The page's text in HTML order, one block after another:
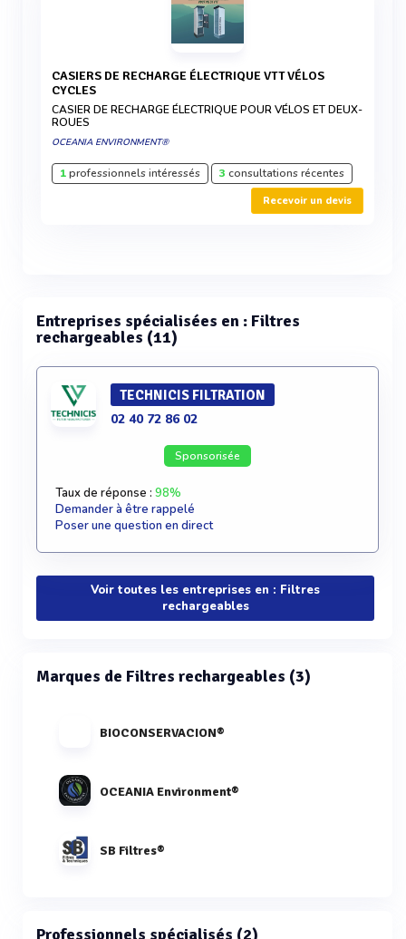
CASIERS DE RECHARGE ÉLECTRIQUE VTT VÉLOS
CYCLES
CASIER DE RECHARGE ÉLECTRIQUE POUR VÉLOS ET DEUX-
ROUES
OCEANIA ENVIRONMENT®
1professionnels intéressés 3 consultations récentes
Recevoir un devis
Entreprises spécialisées en : Filtres
rechargeables (11)
TECHNICIS FILTRATION
02 40 72 86 02
Sponsorisée
Taux de réponse : 98%
Demander à être rappelé
Poser une question en direct
Voir toutes les entreprises en : Filtres
rechargeables
Marques de Filtres rechargeables (3)
BIOCONSERVACION®
OCEANIA Environment®
SB Filtres®
Professionnels spécialisés (2)